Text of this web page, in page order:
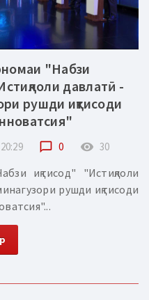
"Набзи
давлатӣ -
рушди иқтисоди
chat_bubble_outline 0 remove_red_eye 30
иқтисод" "Истиқлоли
рушди иқтисоди